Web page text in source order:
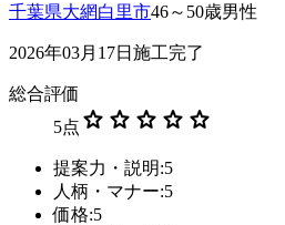
千葉県大網白里市46～50歳男性
2026年03月17日施工完了
総合評価
5点 star star star star star
提案力・説明:5
人柄・マナー:5
価格:5